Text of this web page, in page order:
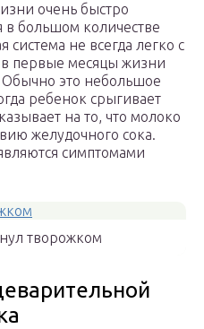
очень быстро
в большом количестве
не всегда легко с
в первые месяцы жизни
это небольшое
ребенок срыгивает
на то, что молоко
желудочного сока.
симптомами
творожком